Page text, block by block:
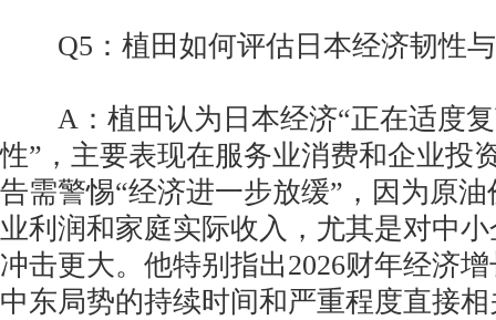
Q5：植田如何评估日本经济韧性
A：植田认为日本经济“正在适度复
性”，主要表现在服务业消费和企业投
告需警惕“经济进一步放缓”，因为原
业利润和家庭实际收入，尤其是对中
冲击更大。他特别指出2026财年经济
中东局势的持续时间和严重程度直接